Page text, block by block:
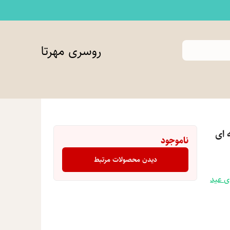
روسری مهرتا
ای
عید
ناموجود
دیدن محصولات مرتبط